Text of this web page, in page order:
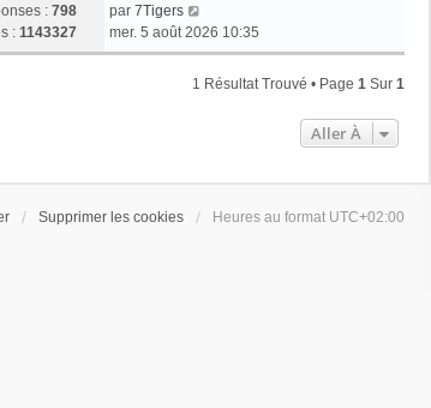
: 798
: 1143327
par 7Tigers
mer. 5 août 2026 10:35
1 Résultat Trouvé • Page 1 Sur 1
Aller À
Supprimer les cookies Heures au format UTC+02:00